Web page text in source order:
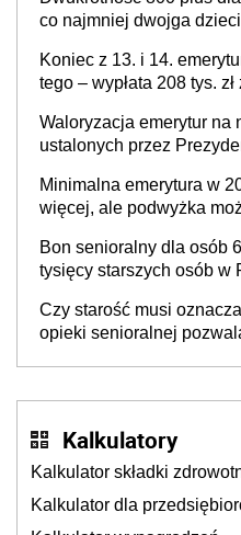
co najmniej dwojga
podatków? Zapadła
Koniec z 13. i 14.
tego – wypłata 208 tys.
która ma zapobiec
Waloryzacja emerytur na
ustalonych przez
podwyżka świadczeń?
Minimalna emerytura w
więcej, ale podwyżka
Bon senioralny dla osób
tysięcy starszych osób w
Czy starość musi
opieki senioralnej
Kalkulatory
Kalkulator składki
Kalkulator dla